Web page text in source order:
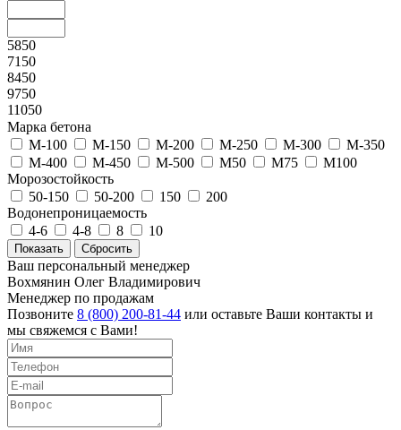
5850
7150
8450
9750
11050
Марка бетона
М-100
М-150 М-200 М-250 М-300
М-350
М-400
М-450 М-500 М50 М75
М100
Морозостойкость
50-150
50-200 150
200
Водонепроницаемость
4-6
4-8 8 10
Ваш персональный менеджер
Вохмянин Олег Владимирович
Менеджер по продажам
Позвоните 8 (800) 200-81-44 или оставьте Ваши контакты и
мы свяжемся с Вами!